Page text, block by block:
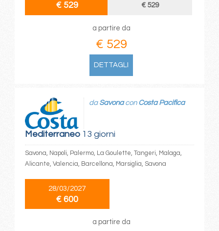
€ 529
€ 529
a partire da
€ 529
DETTAGLI
Mediterraneo13 giorni
da Savonacon Costa Pacifica
Savona, Napoli, Palermo, La Goulette, Tangeri, Malaga,
Alicante, Valencia, Barcellona, Marsiglia, Savona
28/03/2027
€ 600
a partire da